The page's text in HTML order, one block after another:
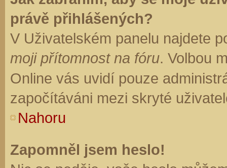
právě přihlášených?
V Uživatelském panelu najdete
moji přítomnost na fóru. Volbou
Online vás uvidí pouze
započítáváni mezi skryté
Nahoru
Zapomněl jsem heslo!